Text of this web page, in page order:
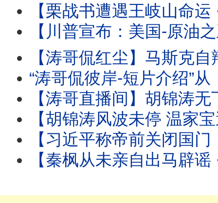
【栗战书遭遇王岐山命运 ⋯ 习近平曾庆红联手：称帝必
【川普宣布：美国-原油之王 】炸烂对手与停火等待
【涛哥侃红尘】马斯克自辩：心无怨恨 伤
“涛哥侃彼岸-短片介绍”从《本能》翘腿女神到1%生死危
【涛哥直播间】胡锦涛无下文 ⋯ 习近平钓鱼可能有多大？
【胡锦涛风波未停 温家宝遭满门抄斩！】习近平联手曾庆
【习近平称帝前关闭国门：进出境新规！】中共国
【秦枫从未亲自出马辟谣 ⋯ 辟谣论皆假借他人之手！ 】更传秦枫帐号被